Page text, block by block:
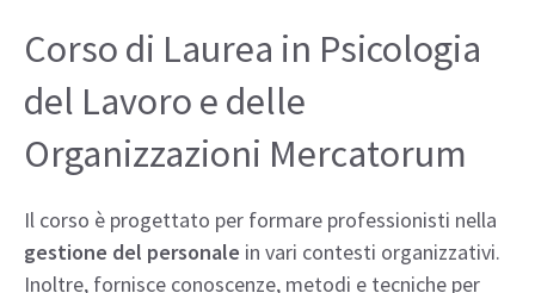
Corso di Laurea in Psicologia
del Lavoro e delle
Organizzazioni Mercatorum
Il corso è progettato per formare professionisti nella
gestione del personale in vari contesti organizzativi.
Inoltre, fornisce conoscenze, metodi e tecniche per